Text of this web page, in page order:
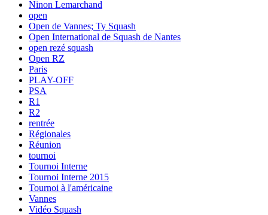
Ninon Lemarchand
open
Open de Vannes; Ty Squash
Open International de Squash de Nantes
open rezé squash
Open RZ
Paris
PLAY-OFF
PSA
R1
R2
rentrée
Régionales
Réunion
tournoi
Tournoi Interne
Tournoi Interne 2015
Tournoi à l'américaine
Vannes
Vidéo Squash